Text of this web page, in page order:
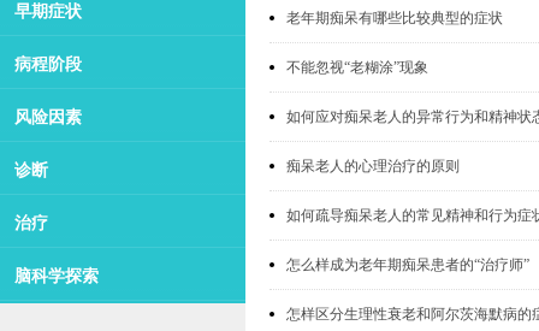
早期症状
病程阶段
风险因素
诊断
治疗
脑科学探索
老年期痴呆有哪些比较典型的症状
不能忽视“老糊涂”现象
如何应对痴呆老人的异常行为和精神状
痴呆老人的心理治疗的原则
如何疏导痴呆老人的常见精神和行为症
怎么样成为老年期痴呆患者的“治疗师”
怎样区分生理性衰老和阿尔茨海默病的